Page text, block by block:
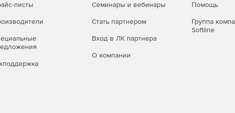
листы Семинары и вебинары
Стать партнером
Вход в ЛК партнера
О компании
Помощь
Группа
Softline